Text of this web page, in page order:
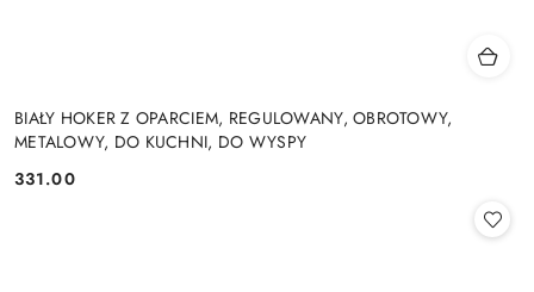
BIAŁY HOKER Z OPARCIEM, REGULOWANY, OBROTOWY,
METALOWY, DO KUCHNI, DO WYSPY
Cena:
331.00